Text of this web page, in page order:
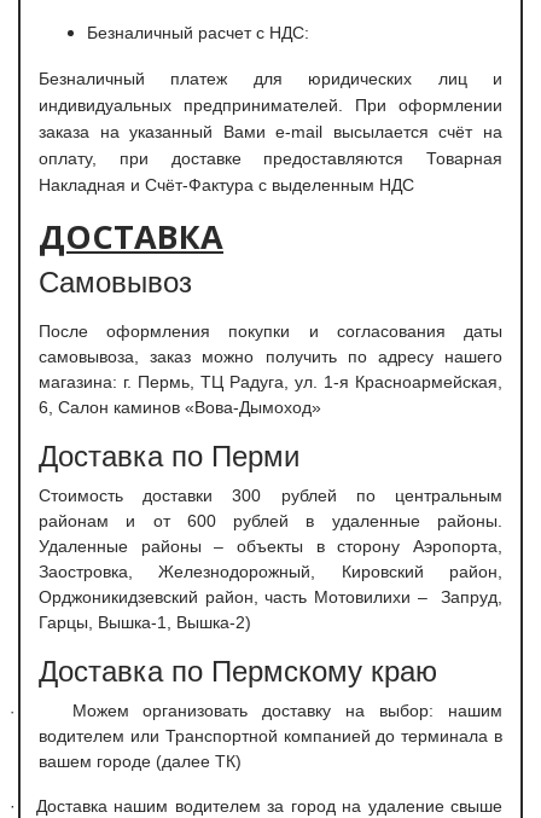
Безналичный расчет с НДС:
Безналичный платеж для юридических лиц и
индивидуальных предпринимателей. При оформлении
заказа на указанный Вами e-mail высылается счёт на
оплату, при доставке предоставляются Товарная
Накладная и Счёт-Фактура с выделенным НДС
ДОСТАВКА
Самовывоз
После оформления покупки и согласования даты
самовывоза, заказ можно получить по адресу нашего
магазина: г. Пермь, ТЦ Радуга, ул. 1-я Красноармейская,
6, Салон каминов «Вова-Дымоход»
Доставка по Перми
Стоимость доставки 300 рублей по центральным
районам и от 600 рублей в удаленные районы.
Удаленные районы – объекты в сторону Аэропорта,
Заостровка, Железнодорожный, Кировский район,
Орджоникидзевский район, часть Мотовилихи – Запруд,
Гарцы, Вышка-1, Вышка-2)
Доставка по Пермскому краю
·
Можем организовать доставку на выбор: нашим
водителем или Транспортной компанией до терминала в
вашем городе (далее ТК)
·
Доставка нашим водителем за город на удаление свыше